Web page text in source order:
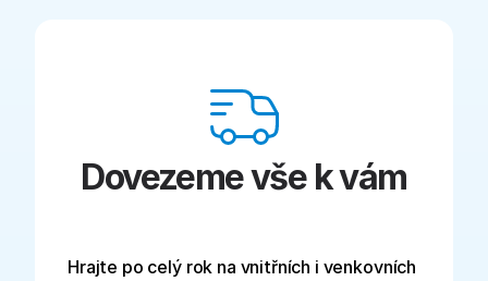
Dovezeme vše k vám
Hrajte po celý rok na vnitřních i venkovních